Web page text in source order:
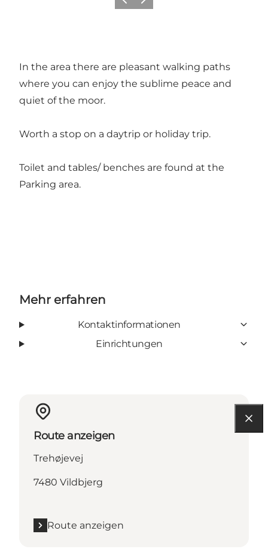
ZurückWeiter
In the area there are pleasant walking paths
where you can enjoy the sublime peace and
quiet of the moor.
Worth a stop on a daytrip or holiday trip.
Toilet and tables/ benches are found at the
Parking area.
Mehr erfahren
Kontaktinformationen
Einrichtungen
Route anzeigen
Trehøjevej
7480 Vildbjerg
Route anzeigen